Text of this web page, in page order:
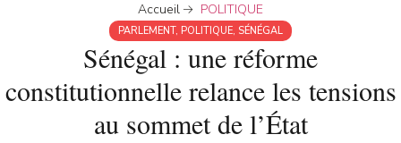
Accueil POLITIQUE
PARLEMENT, POLITIQUE, SÉNÉGAL
Sénégal : une réforme
constitutionnelle relance les tensions
au sommet de l’État